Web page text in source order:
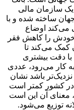
سازمان مالی
ساخته شده و با
می‌کند اوضاع
خودش را کاهش فقر
کمک می‌کند تا
دقت بیشتری
کار می‌رود، عددی
باشد نشان
در کشور کمتر است
معنای آن این است
توزیع می‌شود.